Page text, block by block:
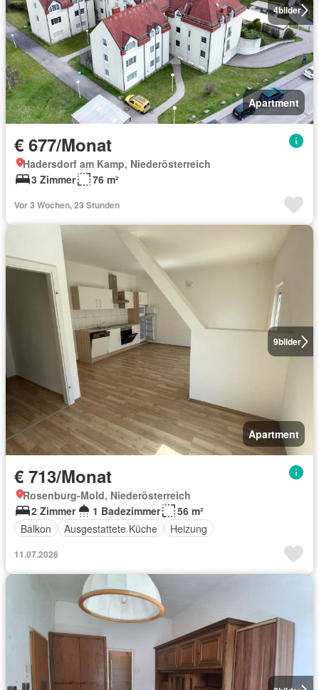
4bilder
Apartment
€ 677/Monat
Hadersdorf am Kamp, Niederösterreich
3 Zimmer
76 m²
Vor 3 Wochen, 23 Stunden
9bilder
Apartment
€ 713/Monat
Rosenburg-Mold, Niederösterreich
2 Zimmer
1 Badezimmer
56 m²
Balkon
Ausgestattete Küche Heizung
11.07.2026